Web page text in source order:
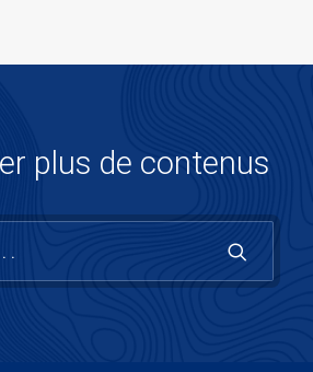
plus de contenus